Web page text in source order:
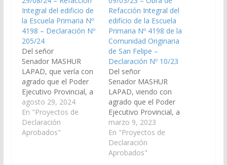
Integral del edificio de
la Escuela Primaria Nº
4198 – Declaración Nº
205/24
Del señor
Senador MASHUR
LAPAD, que vería con
agrado que el Poder
Ejecutivo Provincial, a
través del Ministerio de
Educación, Cultura,
Ciencia y Tecnología,
disponga las medidas y
agosto 29, 2024
En "Proyectos de
Declaración
Aprobados"
Refacción Integral del
edificio de la Escuela
Primaria Nº 4198 de la
Comunidad Originaria
de San Felipe –
Declaración Nº 10/23
Del señor
Senador MASHUR
LAPAD, viendo con
agrado que el Poder
Ejecutivo Provincial, a
través del Ministerio de
Educación, Cultura,
Ciencia y Tecnología,
disponga las medidas y
marzo 9, 2023
En "Proyectos de
Declaración
Aprobados"